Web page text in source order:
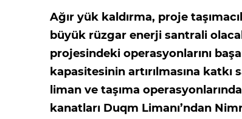
Ağır yük kaldırma, proje
büyük rüzgar enerji santrali
projesindeki operasyonlarını
kapasitesinin artırılmasına
liman ve taşıma
kanatları Duqm Limanı’ndan